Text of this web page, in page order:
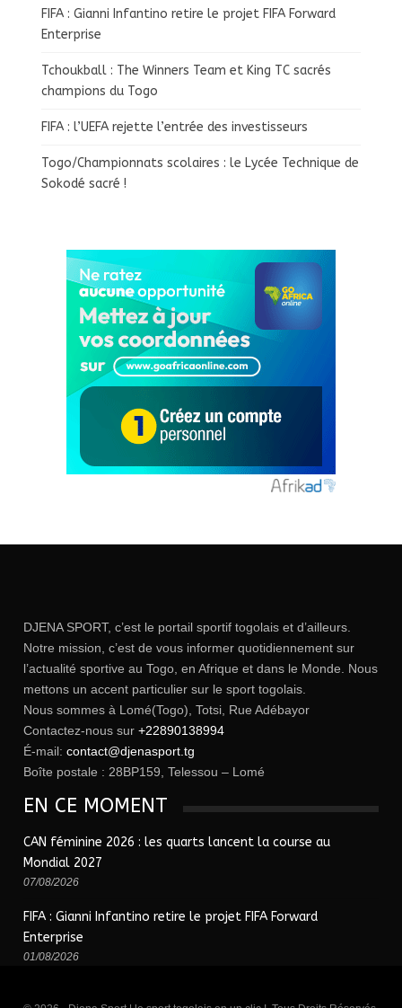
FIFA : Gianni Infantino retire le projet FIFA Forward
Enterprise
Tchoukball : The Winners Team et King TC sacrés
champions du Togo
FIFA : l’UEFA rejette l’entrée des investisseurs
Togo/Championnats scolaires : le Lycée Technique de
Sokodé sacré !
DJENA SPORT, c’est le portail sportif togolais et d’ailleurs.
Notre mission, c’est de vous informer quotidiennement sur
l’actualité sportive au Togo, en Afrique et dans le Monde. Nous
mettons un accent particulier sur le sport togolais.
Nous sommes à Lomé(Togo), Totsi, Rue Adébayor
Contactez-nous sur +22890138994
É-mail: contact@djenasport.tg
Boîte postale : 28BP159, Telessou – Lomé
EN CE MOMENT
CAN féminine 2026 : les quarts lancent la course au
Mondial 2027
07/08/2026
FIFA : Gianni Infantino retire le projet FIFA Forward
Enterprise
01/08/2026